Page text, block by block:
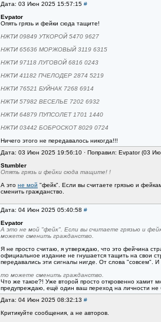
Дата: 03 Июн 2025 15:57:15 #
Evpator
Опять грязь и фейки сюда тащите!
НЖТИ 09849 УТКОРОЙ 5470 9627
НЖТИ 65636 МОРЖОВЫЙ 3119 6315
НЖТИ 97118 ЛУГОВОЙ 6816 0243
НЖТИ 41182 ПЧЕЛОДЕР 2874 5219
НЖТИ 76521 БУЙНАК 7268 6914
НЖТИ 57982 ВЕСЕЛЬЕ 7202 6932
НЖТИ 64879 ПУПСОЛЕТ 1701 1440
НЖТИ 03442 БОБРОСКОТ 8029 0724
Ничего этого не передавалось никогда!!!
Дата: 03 Июн 2025 19:56:10 · Поправил: Evpator (03
Stumbler
Опять грязь и фейки сюда тащите! !
А это не мой "фейк". Если вы считаете грязью и
сменить гражданство.
Дата: 04 Июн 2025 05:40:58 #
Evpator
А это не мой "фейк". Если вы считаете грязью и
можете сменить гражданство.
Я не просто считаю, я утверждаю, что это фейчина
официальное издание не гнушается тащить на свои
передавались эти сигналы нигде. От слова "совсем".
то можете сменить гражданство.
Что же такое?! Уже второй просто откровенно хамит
предупреждаю, ещё один ваш переход на личности не
Дата: 04 Июн 2025 08:32:13 #
Критикуйте сообщения, а не авторов.